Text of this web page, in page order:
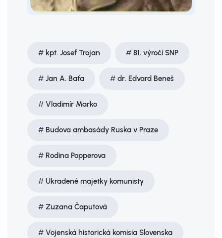
kpt. Josef Trojan 81. výročí SNP
Jan A. Baťa dr. Edvard Beneš
Vladimír Marko
Budova ambasády Ruska v Praze
Rodina Popperova
Ukradené majetky komunisty
Zuzana Čaputová
Vojenská historická komisia Slovenska